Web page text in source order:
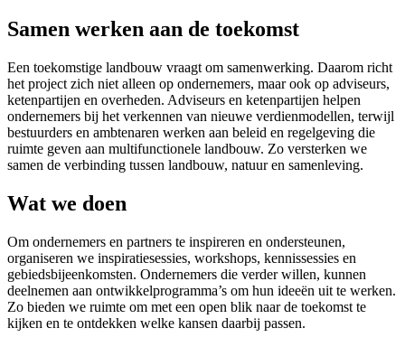
Samen werken aan de toekomst
Een toekomstige landbouw vraagt om samenwerking. Daarom richt
het project zich niet alleen op ondernemers, maar ook op adviseurs,
ketenpartijen en overheden. Adviseurs en ketenpartijen helpen
ondernemers bij het verkennen van nieuwe verdienmodellen, terwijl
bestuurders en ambtenaren werken aan beleid en regelgeving die
ruimte geven aan multifunctionele landbouw. Zo versterken we
samen de verbinding tussen landbouw, natuur en samenleving.
Wat we doen
Om ondernemers en partners te inspireren en ondersteunen,
organiseren we inspiratiesessies, workshops, kennissessies en
gebiedsbijeenkomsten. Ondernemers die verder willen, kunnen
deelnemen aan ontwikkelprogramma’s om hun ideeën uit te werken.
Zo bieden we ruimte om met een open blik naar de toekomst te
kijken en te ontdekken welke kansen daarbij passen.